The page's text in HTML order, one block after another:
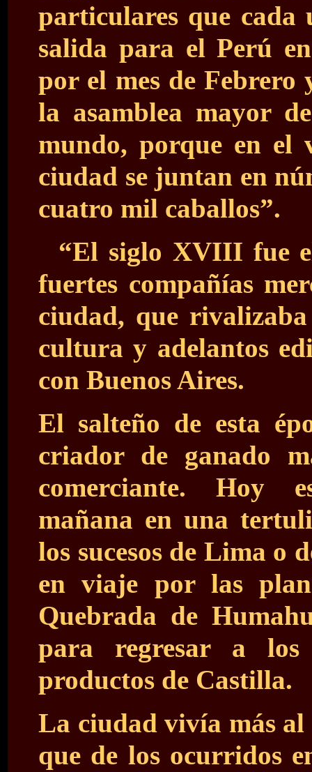
particulares que cada
salida para el Perú
por el mes de
la asamblea mayor
mundo, porque en el
ciudad se juntan en
cuatro mil caballos”.
“El siglo XVIII fue
fuertes compañías
ciudad, que
cultura y adelantos
con Buenos Aires.
El salteño de esta
criador de ganado
comerciante. Hoy
mañana en una
los sucesos de Lima o
en viaje por las
Quebrada de
para regresar a los
productos de Castilla.
La ciudad vivía más al
que de los ocurridos